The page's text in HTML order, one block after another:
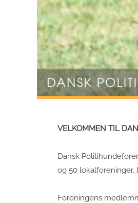
VELKOMMEN TIL
Dansk
og 50
Foreningens